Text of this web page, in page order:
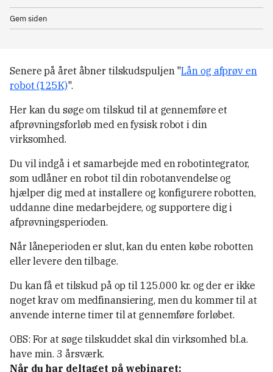
Gem siden
Senere på året åbner tilskudspuljen "Lån og afprøv en
robot (125K)".
Her kan du søge om tilskud til at gennemføre et
afprøvningsforløb med en fysisk robot i din
virksomhed.
Du vil indgå i et samarbejde med en robotintegrator,
som udlåner en robot til din robotanvendelse og
hjælper dig med at installere og konfigurere robotten,
uddanne dine medarbejdere, og supportere dig i
afprøvningsperioden.
Når låneperioden er slut, kan du enten købe robotten
eller levere den tilbage.
Du kan få et tilskud på op til 125.000 kr. og der er ikke
noget krav om medfinansiering, men du kommer til at
anvende interne timer til at gennemføre forløbet.
OBS: For at søge tilskuddet skal din virksomhed bl.a.
have min. 3 årsværk.
Når du har deltaget på webinaret: